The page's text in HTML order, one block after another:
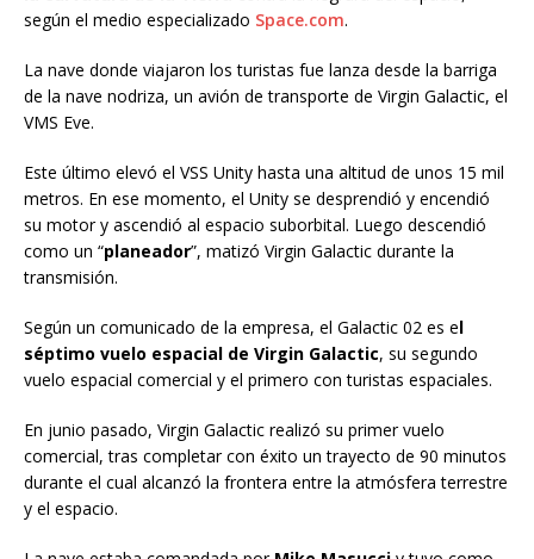
según el medio especializado Space.com.
La nave donde viajaron los turistas fue lanza desde la barriga
de la nave nodriza, un avión de transporte de Virgin Galactic, el
VMS Eve.
Este último elevó el VSS Unity hasta una altitud de unos 15 mil
metros. En ese momento, el Unity se desprendió y encendió
su motor y ascendió al espacio suborbital. Luego descendió
como un “planeador”, matizó Virgin Galactic durante la
transmisión.
Según un comunicado de la empresa, el Galactic 02 es el
séptimo vuelo espacial de Virgin Galactic, su segundo
vuelo espacial comercial y el primero con turistas espaciales.
En junio pasado, Virgin Galactic realizó su primer vuelo
comercial, tras completar con éxito un trayecto de 90 minutos
durante el cual alcanzó la frontera entre la atmósfera terrestre
y el espacio.